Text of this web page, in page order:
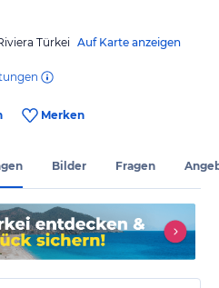
Türkei Auf Karte anzeigen
Merken
Bilder Fragen